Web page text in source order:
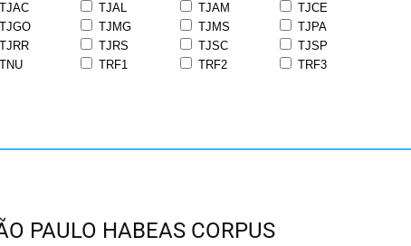
TJAC TJAL TJAM
TJCE
TJGO TJMG TJMS
TJPA
TJRR TJRS TJSC
TJSP
TNU TRF1 TRF2
TRF3
PAULO HABEAS CORPUS